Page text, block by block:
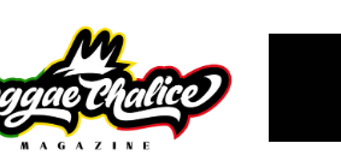
Periodismo
y
Cultura
Reggae